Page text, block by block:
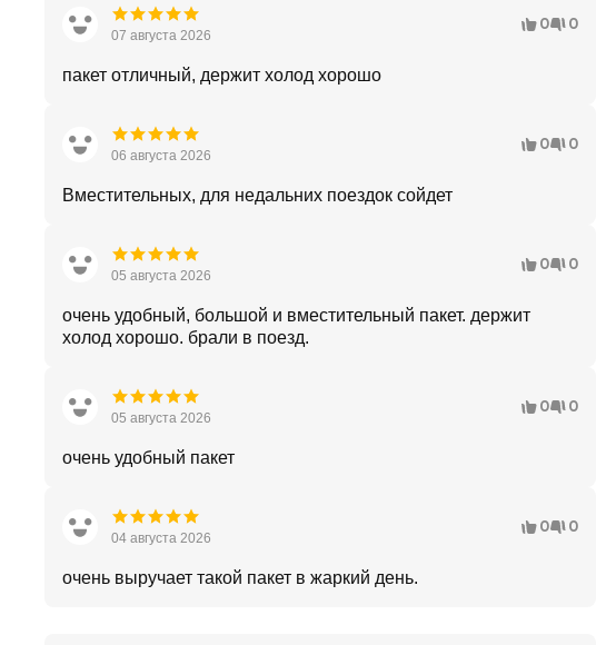
07 августа 2026
0 0
пакет отличный, держит холод хорошо
06 августа 2026
0 0
Вместительных, для недальних поездок сойдет
05 августа 2026
0 0
очень удобный, большой и вместительный пакет. держит
холод хорошо. брали в поезд.
05 августа 2026
0 0
очень удобный пакет
04 августа 2026
0 0
очень выручает такой пакет в жаркий день.